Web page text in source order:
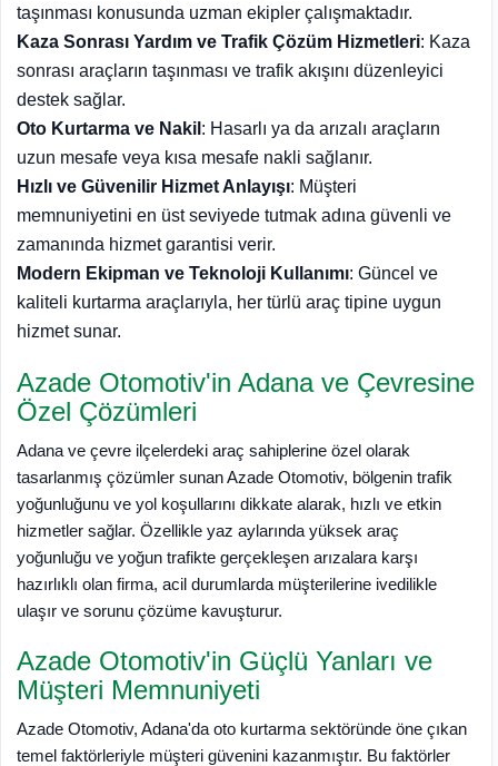
taşınması konusunda uzman ekipler çalışmaktadır.
Kaza Sonrası Yardım ve Trafik Çözüm Hizmetleri: Kaza
sonrası araçların taşınması ve trafik akışını düzenleyici
destek sağlar.
Oto Kurtarma ve Nakil : Hasarlı ya da arızalı araçların
uzun mesafe veya kısa mesafe nakli sağlanır.
Hızlı ve Güvenilir Hizmet Anlayışı: Müşteri
memnuniyetini en üst seviyede tutmak adına güvenli ve
zamanında hizmet garantisi verir.
Modern Ekipman ve Teknoloji Kullanımı: Güncel ve
kaliteli kurtarma araçlarıyla, her türlü araç tipine uygun
hizmet sunar.
Azade Otomotiv'in Adana ve Çevresine
Özel Çözümleri
Adana ve çevre ilçelerdeki araç sahiplerine özel olarak
tasarlanmış çözümler sunan Azade Otomotiv, bölgenin trafik
yoğunluğunu ve yol koşullarını dikkate alarak, hızlı ve etkin
hizmetler sağlar. Özellikle yaz aylarında yüksek araç
yoğunluğu ve yoğun trafikte gerçekleşen arızalara karşı
hazırlıklı olan firma, acil durumlarda müşterilerine ivedilikle
ulaşır ve sorunu çözüme kavuşturur.
Azade Otomotiv'in Güçlü Yanları ve
Müşteri Memnuniyeti
Azade Otomotiv, Adana'da oto kurtarma sektöründe öne çıkan
temel faktörleriyle müşteri güvenini kazanmıştır. Bu faktörler